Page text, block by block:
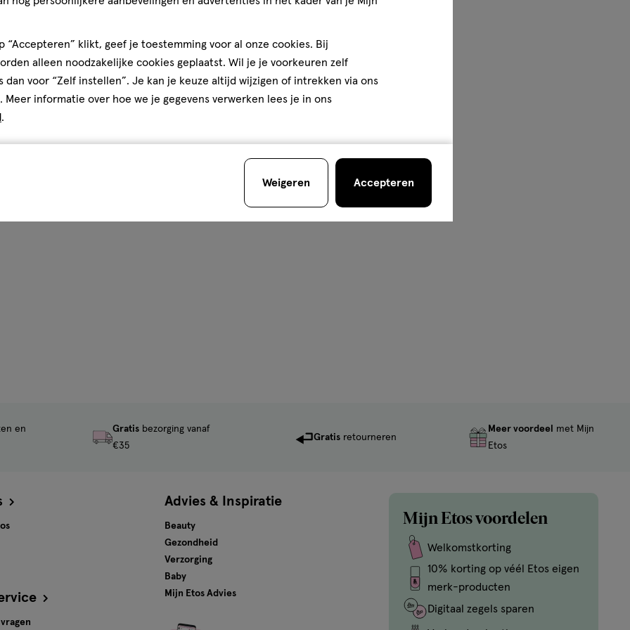
en
Gratisbezorging vanaf
€35
Gratis retourneren
Meer voordeel
met Mijn
Etos
Advies & Inspiratie
Beauty
Gezondheid
Verzorging
Baby
Mijn Etos Advies
Mijn Etos voordelen
Welkomstkorting
10% korting op véél Etos eigen
merk-producten
Digitaal zegels sparen
“Accepteren” klikt, geef je toestemming voor al onze cookies. Bij
alleen noodzakelijke cookies geplaatst. Wil je je voorkeuren zelf
dan voor “Zelf instellen”. Je kan je keuze altijd wijzigen of intrekken via ons
. Meer informatie over hoe we je gegevens verwerken lees je in ons
.
Weigeren Accepteren